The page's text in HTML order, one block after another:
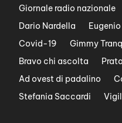
Giornale radio nazionale
Dario Nardella
Covid-19
Gimmy
Bravo chi ascolta
Prato
Ad ovest di padalino
Stefania Saccardi